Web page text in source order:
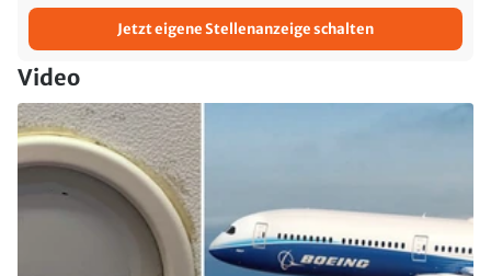
Jetzt eigene Stellenanzeige schalten
Video